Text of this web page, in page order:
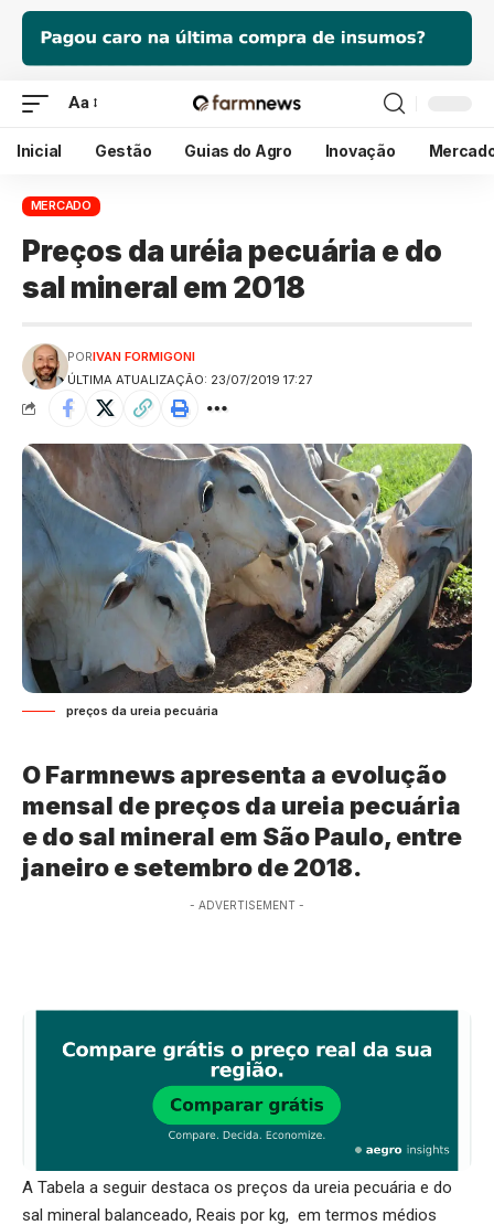
Aa
Inicial Gestão Guias do Agro Inovação
MERCADO
Preços da uréia pecuária e do
sal mineral em 2018
ÚLTIMA ATUALIZAÇÃO: 23/07/2019 17:27
PORIVAN FORMIGONI
preços da ureia pecuária
O Farmnews apresenta a evolução
mensal de preços da ureia pecuária
e do sal mineral em São Paulo, entre
janeiro e setembro de 2018.
- ADVERTISEMENT -
A Tabela a seguir destaca os preços da ureia pecuária e do
sal mineral balanceado, Reais por kg, em termos médios